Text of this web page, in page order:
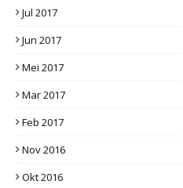
Jul 2017
Jun 2017
Mei 2017
Mar 2017
Feb 2017
Nov 2016
Okt 2016